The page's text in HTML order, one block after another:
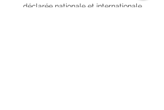
déclarée nationale et internationale